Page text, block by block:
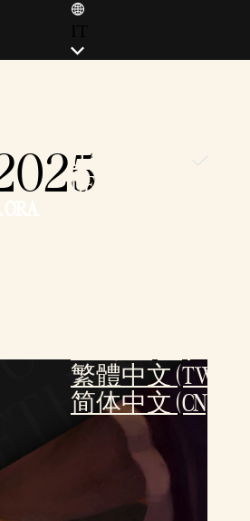
ITALIANO (IT)
DEUTSCH (DE)
繁體中文 (TW)
简体中文 (CN)